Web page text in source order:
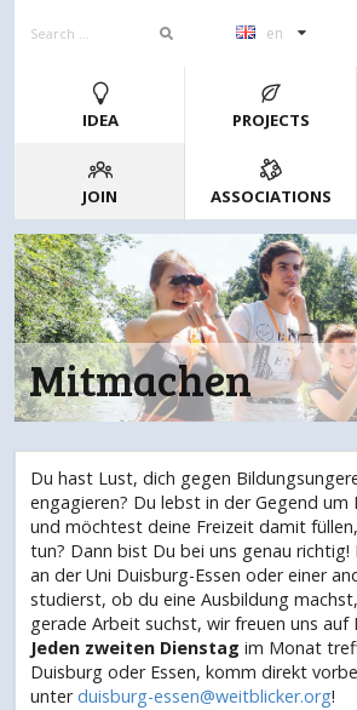
en
IDEA PROJECTS
JOIN ASSOCIATIONS
Mitmachen
Du hast Lust, dich gegen
engagieren? Du lebst in der Gegend um
und möchtest deine Freizeit damit
tun? Dann bist Du bei uns genau richtig!
an der Uni Duisburg-Essen oder einer
studierst, ob du eine Ausbildung
gerade Arbeit suchst, wir freuen uns auf
Jeden zweiten Dienstag im Monat
Duisburg oder Essen, komm direkt
unter duisburg-essen@weitblicker.org!